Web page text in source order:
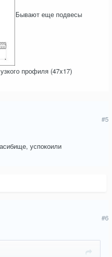
Бывают еще подвесы
профиля (47x17)
#5
успокоили
#6